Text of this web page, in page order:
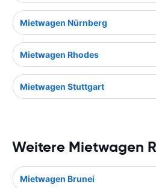
Mietwagen Nürnberg
Mietwagen Rhodes
Mietwagen Stuttgart
Weitere Mietwagen
Mietwagen Brunei